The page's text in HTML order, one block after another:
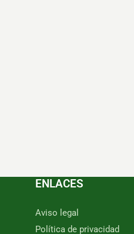
ENLACES
Aviso legal
Política de privacidad